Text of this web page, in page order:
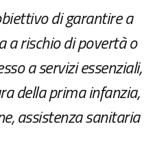
di garantire a
a rischio di povertà o
a servizi essenziali,
della prima infanzia,
assistenza sanitaria